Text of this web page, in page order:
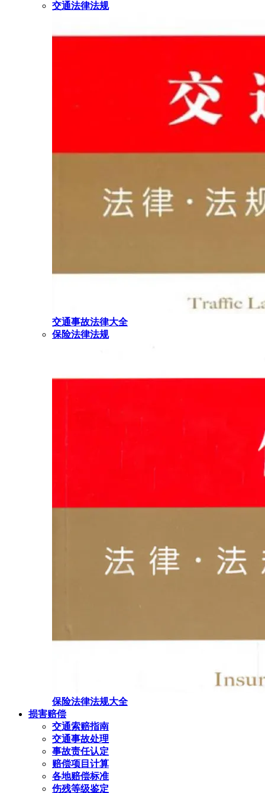
交通法律法规
交通事故法律大全
保险法律法规
保险法律法规大全
损害赔偿
交通索赔指南
交通事故处理
事故责任认定
赔偿项目计算
各地赔偿标准
伤残等级鉴定